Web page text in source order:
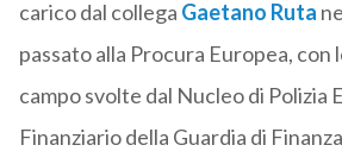
carico dal collega Gaetano Ruta
passato alla Procura Europea, con
campo svolte dal Nucleo di Polizia
Finanziario della Guardia di